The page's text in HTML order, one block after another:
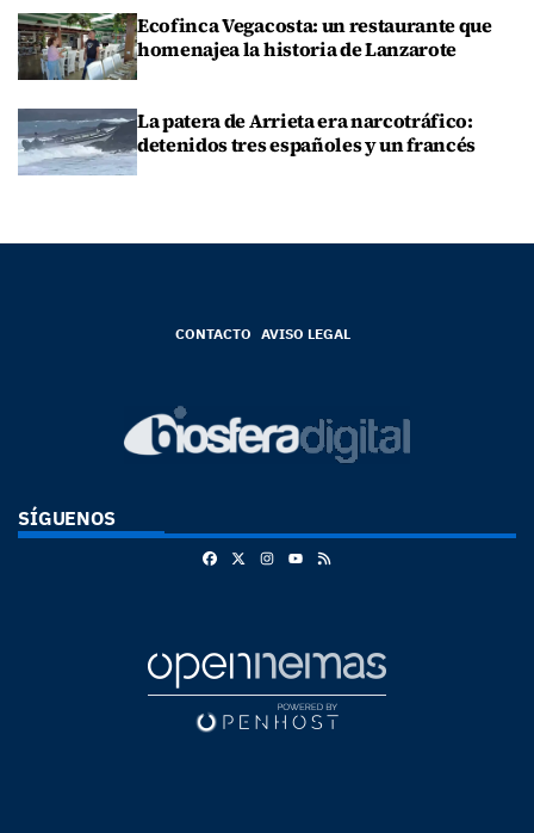
Ecofinca Vegacosta: un restaurante que
homenajea la historia de Lanzarote
La patera de Arrieta era narcotráfico:
detenidos tres españoles y un francés
CONTACTO AVISO LEGAL
SÍGUENOS
FacebookInstagram